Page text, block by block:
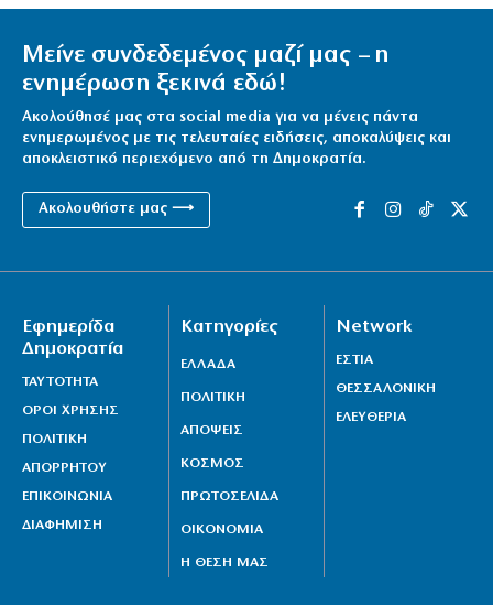
Μείνε συνδεδεμένος μαζί μας – η
ενημέρωση ξεκινά εδώ!
Ακολούθησέ μας στα social media για να μένεις πάντα
ενημερωμένος με τις τελευταίες ειδήσεις, αποκαλύψεις και
αποκλειστικό περιεχόμενο από τη Δημοκρατία.
Ακολουθήστε μας ⟶
Εφημερίδα
Δημοκρατία
ΤΑΥΤΟΤΗΤΑ
ΟΡΟΙ ΧΡΗΣΗΣ
ΠΟΛΙΤΙΚΗ
ΑΠΟΡΡΗΤΟΥ
ΕΠΙΚΟΙΝΩΝΙΑ
ΔΙΑΦΗΜΙΣΗ
Κατηγορίες
ΕΛΛΑΔΑ
ΠΟΛΙΤΙΚΗ
ΑΠΟΨΕΙΣ
ΚΟΣΜΟΣ
ΠΡΩΤΟΣΕΛΙΔΑ
ΟΙΚΟΝΟΜΙΑ
Η ΘΕΣΗ ΜΑΣ
Network
ΕΣΤΙΑ
ΘΕΣΣΑΛΟΝΙΚΗ
ΕΛΕΥΘΕΡΙΑ